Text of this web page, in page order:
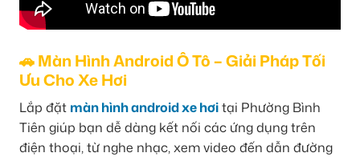
🚗 Màn Hình Android Ô Tô – Giải Pháp Tối
Ưu Cho Xe Hơi
Lắp đặt màn hình android xe hơitại Phường Bình
Tiên giúp bạn dễ dàng kết nối các ứng dụng trên
điện thoại, từ nghe nhạc, xem video đến dẫn đường